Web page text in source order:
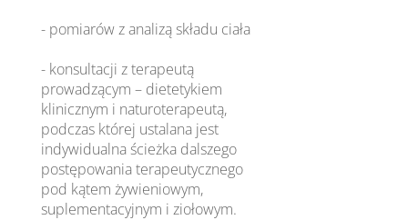
- pomiarów z analizą składu ciała
- konsultacji z terapeutą
prowadzącym – dietetykiem
klinicznym i naturoterapeutą,
podczas której ustalana jest
indywidualna ścieżka dalszego
postępowania terapeutycznego
pod kątem żywieniowym,
suplementacyjnym i ziołowym.